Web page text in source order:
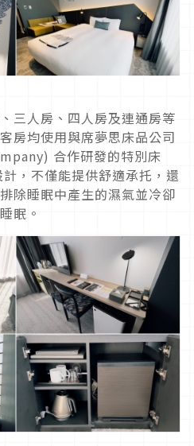
三人房、四人房及連通房等
房均使用與席夢思床品公司
合作研發的特別床
，不僅能提供舒適承托，還
除睡眠中產生的濕氣並冷卻
眠。